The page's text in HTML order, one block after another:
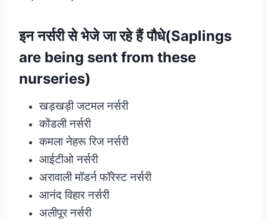
इन नर्सरी से भेजे जा रहे हैं पौधे(Saplings
are being sent from these
nurseries)
खड़खड़ी जटमल नर्सरी
कोंडली नर्सरी
कमला नेहरू रिज नर्सरी
आईटीओ नर्सरी
अरावाली मॉडर्न फॉरेस्ट नर्सरी
आनंद विहार नर्सरी
अलीपूर नर्सरी